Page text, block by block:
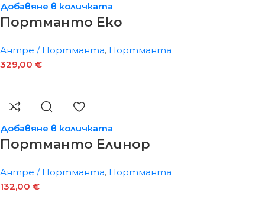
Добавяне в количката
Портманто Еко
Антре / Портманта, Портманта
329,00 €
Добавяне в количката
Портманто Елинор
Антре / Портманта, Портманта
132,00 €